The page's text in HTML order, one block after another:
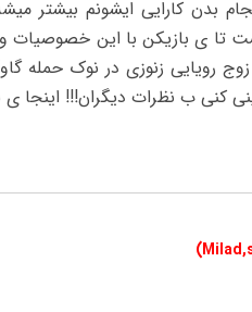
بدن کارایی ایشونم بیشتر
تا ی بازیکن با این خصوصیات
زوج رویایی زنوزی در نوک
ب نظرات دیگران!!! اینجا ی